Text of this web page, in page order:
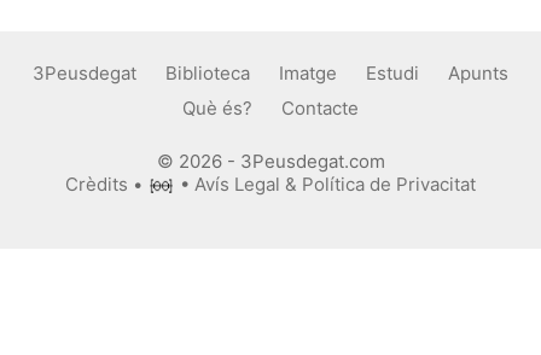
3Peusdegat Biblioteca Imatge Estudi
Apunts
Què és?
Contacte
© 2026 - 3Peusdegat.com
Crèdits • •Avís Legal & Política de Privacitat